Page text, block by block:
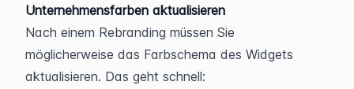
Unternehmensfarben aktualisieren
Nach einem Rebranding müssen Sie
möglicherweise das Farbschema des Widgets
aktualisieren. Das geht schnell: